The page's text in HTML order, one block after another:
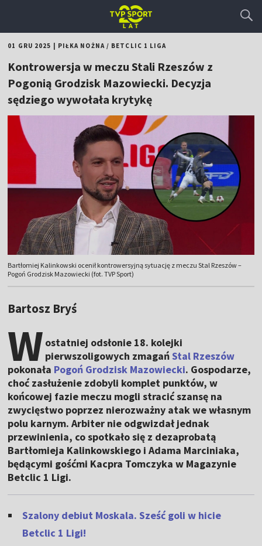
01 GRU 2025 PIŁKA NOŻNA/ BETCLIC 1 LIGA
Kontrowersja w meczu Stali Rzeszów z
Pogonią Grodzisk Mazowiecki. Decyzja
sędziego wywołała krytykę
Bartłomiej Kalinkowski ocenił kontrowersyjną sytuację z meczu Stal Rzeszów –
Pogoń Grodzisk Mazowiecki (fot. TVP Sport)
Bartosz Bryś
W ostatniej odsłonie 18. kolejki
pierwszoligowych zmagańStal Rzeszów
pokonała Pogoń Grodzisk Mazowiecki. Gospodarze,
choć zasłużenie zdobyli komplet punktów, w
końcowej fazie meczu mogli stracić szansę na
zwycięstwo poprzez nierozważny atak we własnym
polu karnym. Arbiter nie odgwizdał jednak
przewinienia, co spotkało się z dezaprobatą
Bartłomieja Kalinkowskiego i Adama Marciniaka,
będącymi gośćmi Kacpra Tomczyka w Magazynie
Betclic 1 Ligi.
Szalony debiut Moskala. Sześć goli w hicie
Betclic 1 Ligi!